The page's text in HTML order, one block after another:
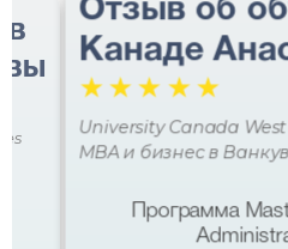
в
Отзыв об
Канаде
☆☆☆ ☆☆
University Canada West
MBA и бизнес в
Программа